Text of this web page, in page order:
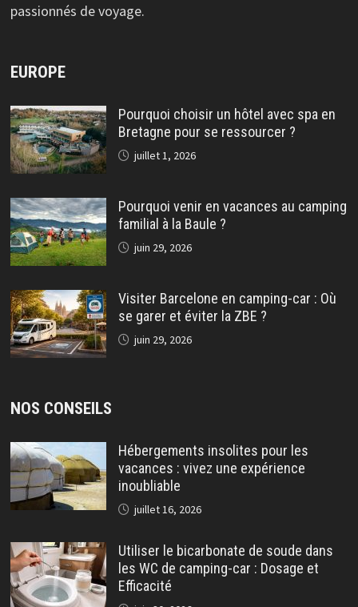
passionnés de voyage.
EUROPE
Pourquoi choisir un hôtel avec spa en
Bretagne pour se ressourcer ?
juillet 1, 2026
Pourquoi venir en vacances au camping
familial à la Baule ?
juin 29, 2026
Visiter Barcelone en camping-car : Où
se garer et éviter la ZBE ?
juin 29, 2026
NOS CONSEILS
Hébergements insolites pour les
vacances : vivez une expérience
inoubliable
juillet 16, 2026
Utiliser le bicarbonate de soude dans
les WC de camping-car : Dosage et
Efficacité